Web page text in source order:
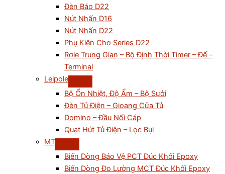
Đèn Báo D22
Nút Nhấn D16
Nút Nhấn D22
Phụ Kiện Cho Series D22
Rơle Trung Gian – Bộ Định Thời Timer – Đế –
Terminal
Leipole
Bộ Ổn Nhiệt, Độ Ẩm – Bộ Sưởi
Đèn Tủ Điện – Gioang Cửa Tủ
Domino – Đầu Nối Cáp
Quạt Hút Tủ Điện – Lọc Bụi
MT
Biến Dòng Bảo Vệ PCT Đúc Khối Epoxy
Biến Dòng Đo Lường MCT Đúc Khối Epoxy